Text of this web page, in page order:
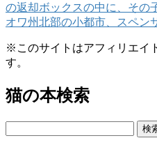
の返却ボックスの中に、その
オワ州北部の小都市、スペ
※このサイトはアフィリエイ
す。
猫の本検索